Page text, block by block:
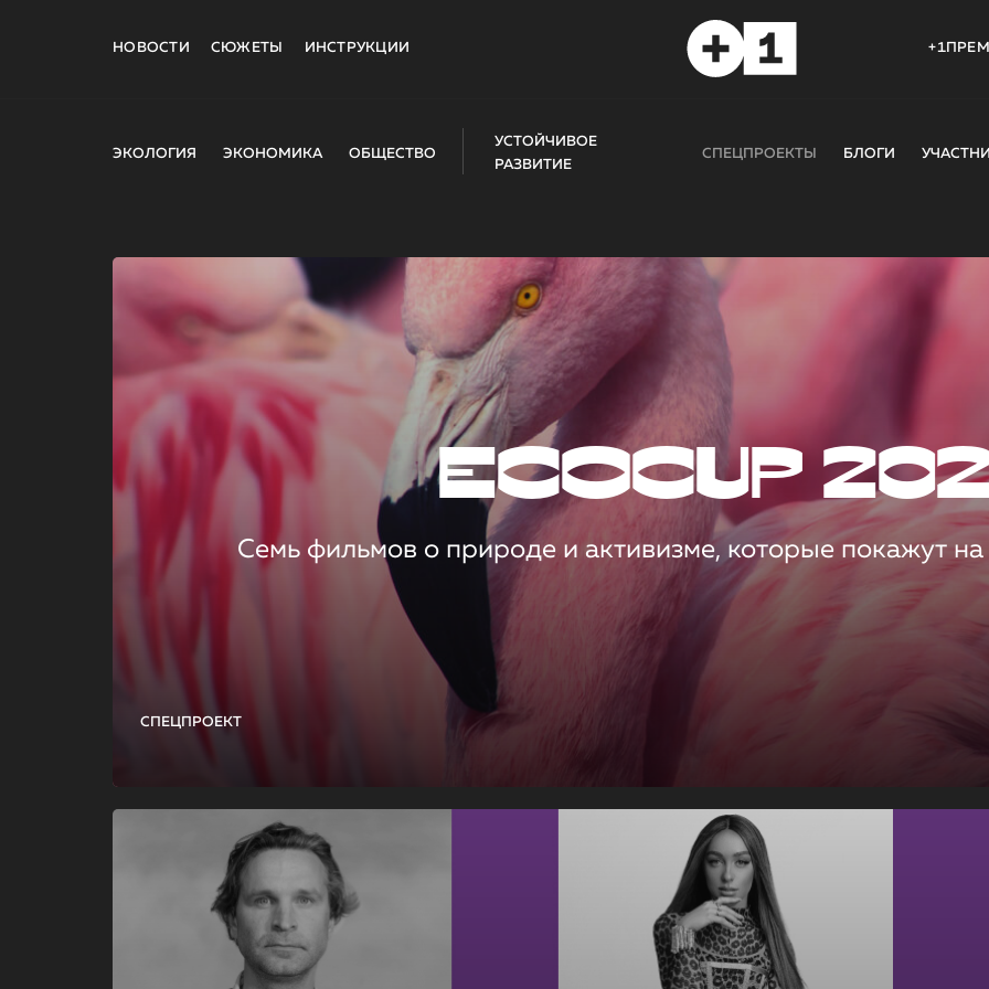
НОВОСТИ СЮЖЕТЫ ИНСТРУКЦИИ
ЭКОЛОГИЯ ЭКОНОМИКА ОБЩЕСТВО
УСТОЙЧИВОЕ
РАЗВИТИЕ
СПЕЦПРОЕКТЫ БЛОГИ
СПЕЦПРОЕКТ
ECOCUP
Семь фильмов о природе и активизме, которые покажут